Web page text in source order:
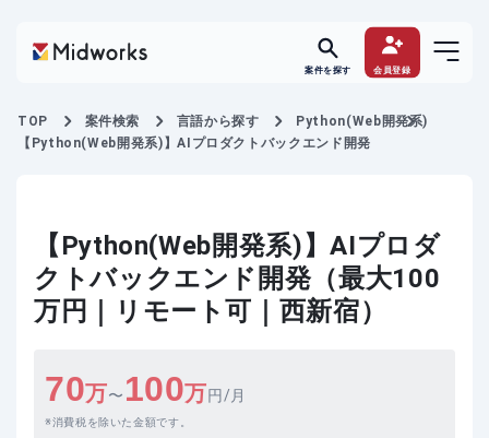
案件を探す 会員登録
TOP 案件検索 言語から探す
Python(Web開発系)
【Python(Web開発系)】AIプロダクトバックエンド開発
【Python(Web開発系)】AIプロダ
クトバックエンド開発（最大100
万円｜リモート可｜西新宿）
70万〜 100万円/月
消費税を除いた金額です。